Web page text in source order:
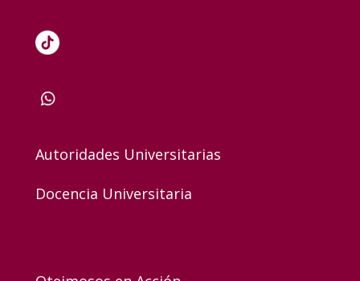
Autoridades Universitarias
Docencia Universitaria